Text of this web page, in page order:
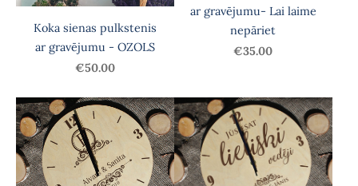
Koka sienas pulkstenis
ar gravējumu - OZOLS
€50.00
ar gravējumu- Lai laime
nepāriet
€35.00